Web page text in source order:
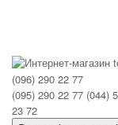
(096) 290 22 77
(095) 290 22 77 (044)
23 72